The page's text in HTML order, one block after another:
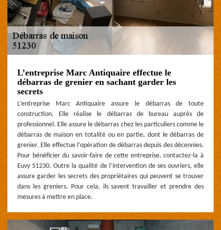
L’entreprise Marc Antiquaire effectue le
débarras de grenier en sachant garder les
secrets
L’entreprise Marc Antiquaire assure le débarras de toute
construction. Elle réalise le débarras de bureau auprès de
professionnel. Elle assure le débarras chez les particuliers comme le
débarras de maison en totalité ou en partie, dont le débarras de
grenier. Elle effectue l’opération de débarras depuis des décennies.
Pour bénéficier du savoir-faire de cette entreprise, contactez-la à
Euvy 51230. Outre la qualité de l’intervention de ses ouvriers, elle
assure garder les secrets des propriétaires qui peuvent se trouver
dans les greniers. Pour cela, ils savent travailler et prendre des
mesures à mettre en place.